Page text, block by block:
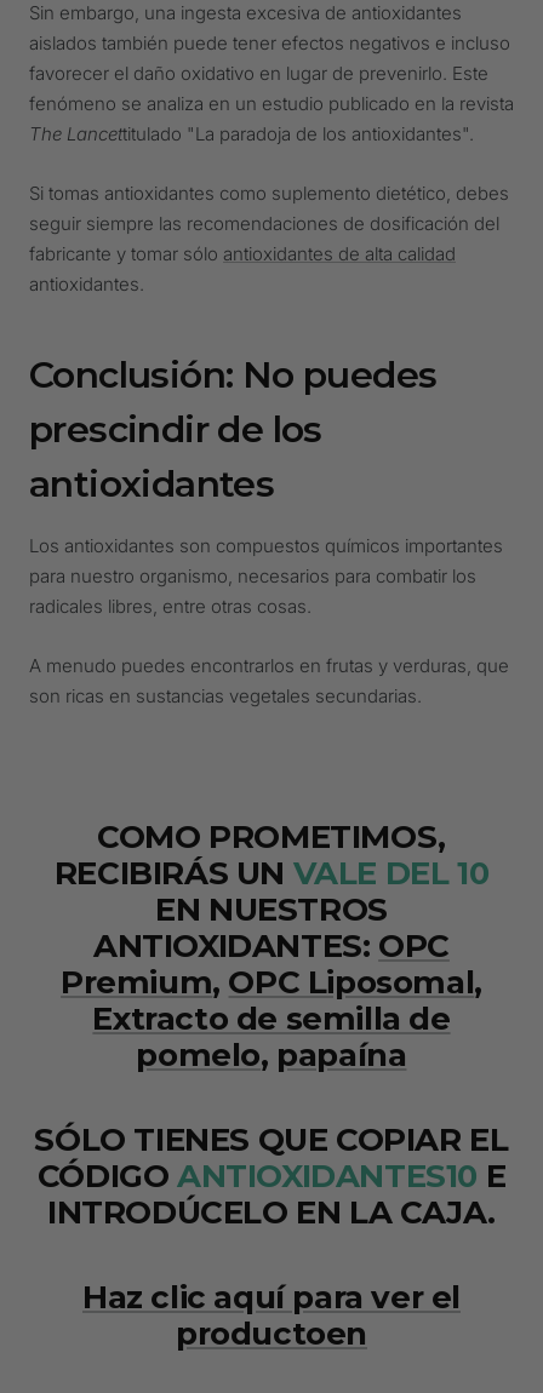
Sin embargo, una ingesta excesiva de antioxidantes
aislados también puede tener efectos negativos e incluso
favorecer el daño oxidativo en lugar de prevenirlo. Este
fenómeno se analiza en un estudio publicado en la revista
The Lancettitulado "La paradoja de los antioxidantes".
Si tomas antioxidantes como suplemento dietético, debes
seguir siempre las recomendaciones de dosificación del
fabricante y tomar sólo antioxidantes de alta calidad
antioxidantes.
Conclusión: No puedes
prescindir de los
antioxidantes
Los antioxidantes son compuestos químicos importantes
para nuestro organismo, necesarios para combatir los
radicales libres, entre otras cosas.
A menudo puedes encontrarlos en frutas y verduras, que
son ricas en sustancias vegetales secundarias.
COMO PROMETIMOS,
RECIBIRÁS UN VALE DEL 10
EN NUESTROS
ANTIOXIDANTES: OPC
Premium, OPC Liposomal,
Extracto de semilla de
pomelo, papaína
SÓLO TIENES QUE COPIAR EL
CÓDIGO ANTIOXIDANTES10 E
INTRODÚCELO EN LA CAJA.
Haz clic aquí para ver el
productoen